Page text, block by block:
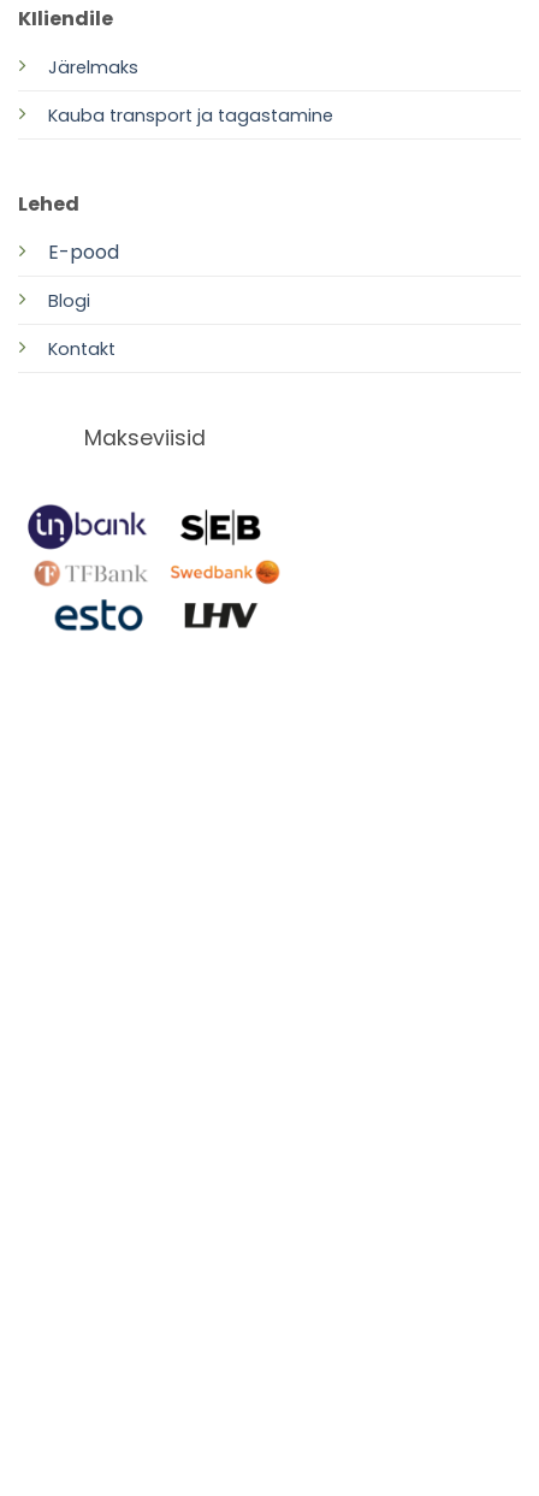
KIliendile
Järelmaks
Kauba transport ja tagastamine
Lehed
E-pood
Blogi
Kontakt
Makseviisid